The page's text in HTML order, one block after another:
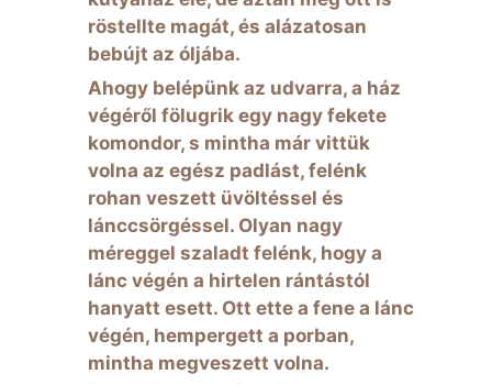
röstellte magát, és alázatosan
bebújt az óljába.
Ahogy belépünk az udvarra, a ház
végéről fölugrik egy nagy fekete
komondor, s mintha már vittük
volna az egész padlást, felénk
rohan veszett üvöltéssel és
lánccsörgéssel. Olyan nagy
méreggel szaladt felénk, hogy a
lánc végén a hirtelen rántástól
hanyatt esett. Ott ette a fene a lánc
végén, hempergett a porban,
mintha megveszett volna.